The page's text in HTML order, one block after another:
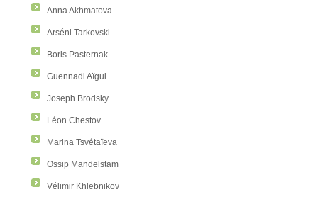
Anna Akhmatova
Arséni Tarkovski
Boris Pasternak
Guennadi Aïgui
Joseph Brodsky
Léon Chestov
Marina Tsvétaïeva
Ossip Mandelstam
Vélimir Khlebnikov